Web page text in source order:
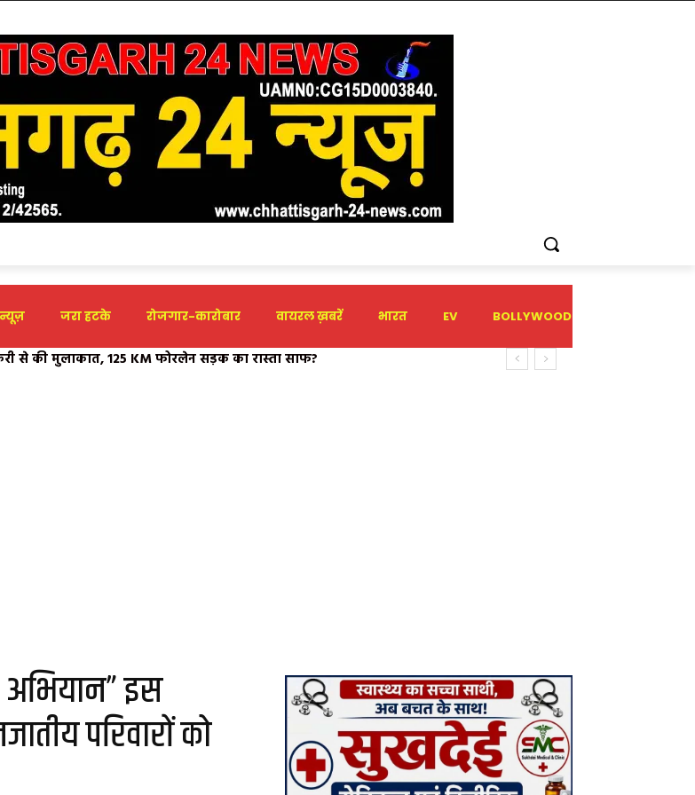
न्यूज़ जरा हटके रोजगार-कारोबार वायरल ख़बरें भारत EV BOLLYWOOD
से की मुलाकात, 125 KM फोरलेन सड़क का रास्ता साफ?
सुप्रीम कोर्ट का आदेश – राजेश चटर्जी
इस
परिवारों को